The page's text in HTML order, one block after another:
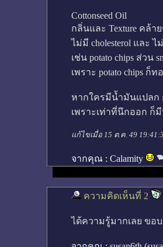
Cottonseed Oil
กลิ่นและ Texture คล้า
ไม่มี cholesterol และ
เช่น potato chips ส่วน
เพราะ potato chips
หากใครมีน้ำมันแปลก
เพราะเท่าที่นึกออก ก็
แก้ไขเมื่อ 15 ต.ค. 49
จากคุณ : Calamity
ความคิดเห็นที่ 2
ได้ความรู้มากเลย ขอ